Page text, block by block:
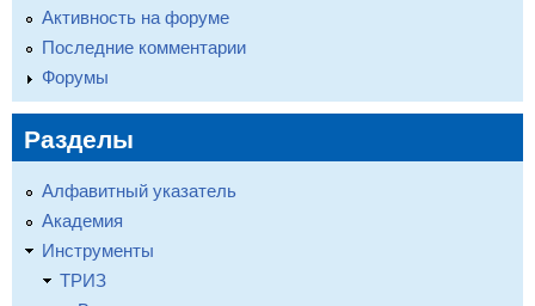
Активность на форуме
Последние комментарии
Форумы
Разделы
Алфавитный указатель
Академия
Инструменты
ТРИЗ